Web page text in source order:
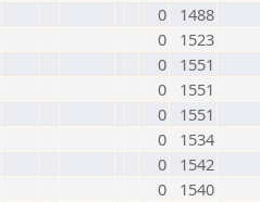
0
1488
0
1523
0
1551
0
1551
0
1551
0
1534
0
1542
0
1540